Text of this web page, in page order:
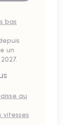
bas
un
au
vitesses